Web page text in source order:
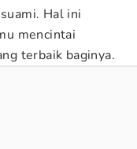
Hal ini
mencintai
terbaik baginya.